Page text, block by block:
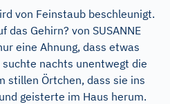
von Feinstaub beschleunigt.
das Gehirn? von SUSANNE
eine Ahnung, dass etwas
nachts unentwegt die
stillen Örtchen, dass sie ins
geisterte im Haus herum.